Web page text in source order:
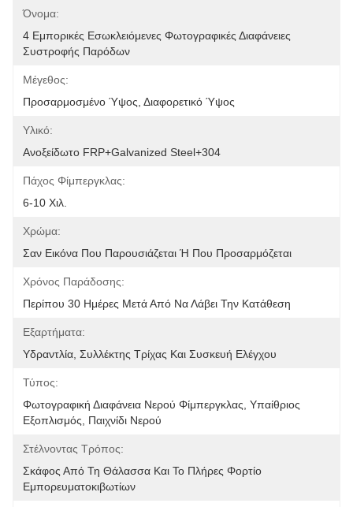
Όνομα:
4 Εμπορικές Εσωκλειόμενες Φωτογραφικές Διαφάνειες
Συστροφής Παρόδων
Μέγεθος:
Προσαρμοσμένο Ύψος, Διαφορετικό Ύψος
Υλικό:
Ανοξείδωτο FRP+Galvanized Steel+304
Πάχος Φίμπεργκλας:
6-10 Χιλ.
Χρώμα:
Σαν Εικόνα Που Παρουσιάζεται Ή Που Προσαρμόζεται
Χρόνος Παράδοσης:
Περίπου 30 Ημέρες Μετά Από Να Λάβει Την Κατάθεση
Εξαρτήματα:
Υδραντλία, Συλλέκτης Τρίχας Και Συσκευή Ελέγχου
Τύπος:
Φωτογραφική Διαφάνεια Νερού Φίμπεργκλας, Υπαίθριος
Εξοπλισμός, Παιχνίδι Νερού
Στέλνοντας Τρόπος:
Σκάφος Από Τη Θάλασσα Και Το Πλήρες Φορτίο
Εμπορευματοκιβωτίων